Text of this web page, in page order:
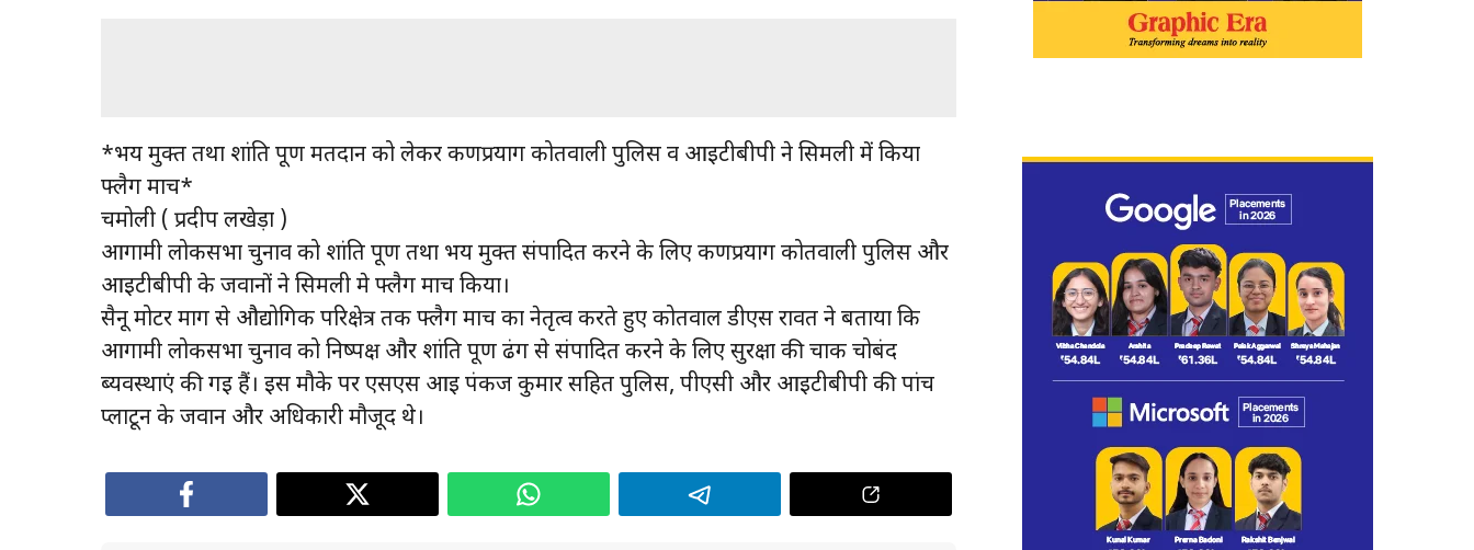
*भय मुक्त तथा शांति पूर्ण मतदान को लेकर कर्णप्रयाग कोतवाली पुलिस व आईटीबीपी ने सिमली में किया
फ्लैग मार्च*
चमोली ( प्रदीप लखेड़ा )
आगामी लोकसभा चुनाव को शांति पूर्ण तथा भय मुक्त संपादित करने के लिए कर्णप्रयाग कोतवाली पुलिस और
आईटीबीपी के जवानों ने सिमली मे फ्लैग मार्च किया।
सैनू मोटर मार्ग से औद्योगिक परिक्षेत्र तक फ्लैग मार्च का नेतृत्व करते हुए कोतवाल डीएस रावत ने बताया कि
आगामी लोकसभा चुनाव को निष्पक्ष और शांति पूर्ण ढंग से संपादित करने के लिए सुरक्षा की चाक चोबंद
ब्यवस्थाएं की गई हैं। इस मौके पर एसएस आई पंकज कुमार सहित पुलिस, पीएसी और आईटीबीपी की पांच
प्लाटून के जवान और अधिकारी मौजूद थे।